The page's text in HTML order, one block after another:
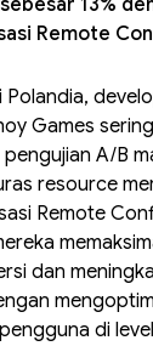
13%
Remote
Polandia,
Games sering
A/B
resource
Remote
dan
di